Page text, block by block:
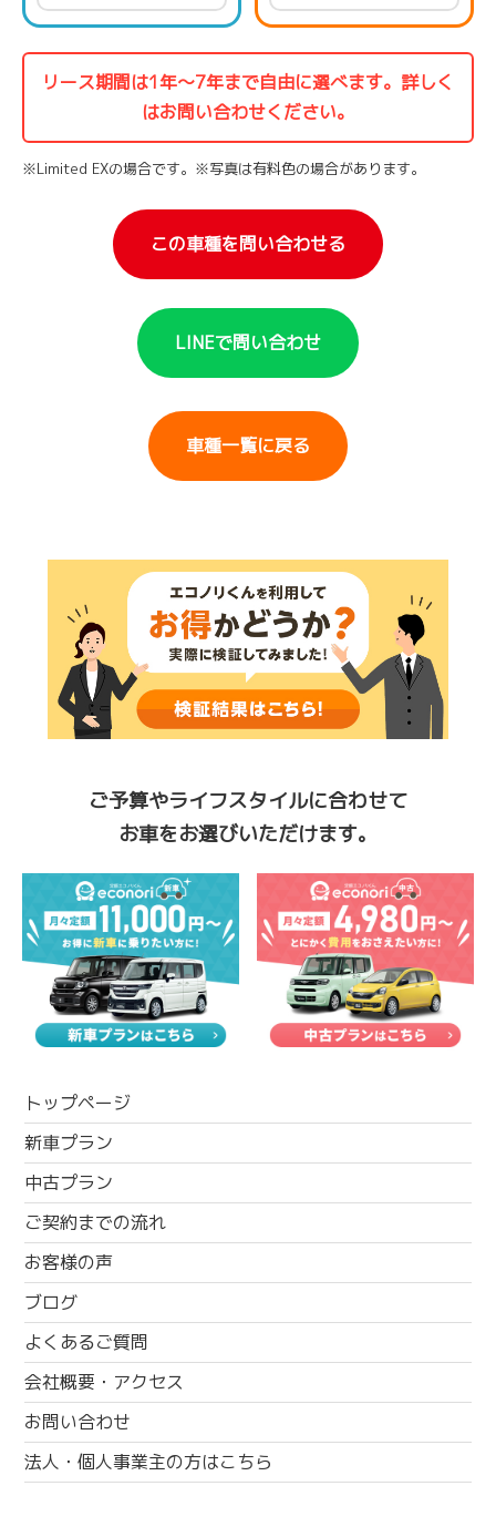
リース期間は1年〜7年まで自由に選べます。詳しく
はお問い合わせください。
※Limited EXの場合です。※写真は有料色の場合があります。
この車種を問い合わせる
LINEで問い合わせ
車種一覧に戻る
ご予算やライフスタイルに合わせて
お車をお選びいただけます。
トップページ
新車プラン
中古プラン
ご契約までの流れ
お客様の声
ブログ
よくあるご質問
会社概要・アクセス
お問い合わせ
法人・個人事業主の方はこちら